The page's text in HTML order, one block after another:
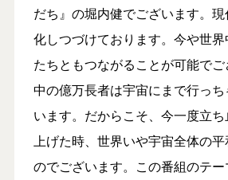
だち』の堀内健でございます。
化しつづけております。今や世
たちともつながることが可能で
中の億万長者は宇宙にまで行っ
います。だからこそ、今一度立
上げた時、世界いや宇宙全体の
のでございます。この番組のテ